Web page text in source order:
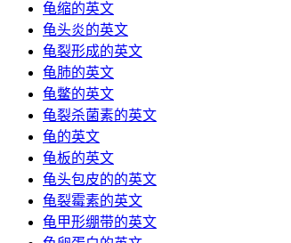
龟缩的英文
龟头炎的英文
龟裂形成的英文
龟肺的英文
龟鳖的英文
龟裂杀菌素的英文
龟的英文
龟板的英文
龟头包皮的的英文
龟裂霉素的英文
龟甲形绷带的英文